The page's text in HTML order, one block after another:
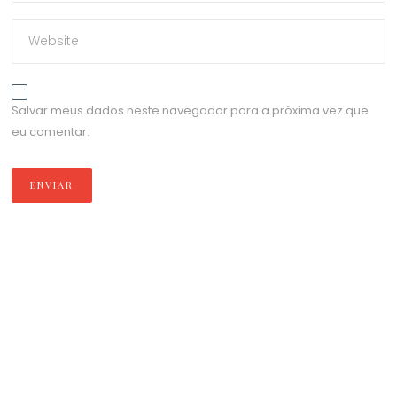
Salvar meus dados neste navegador para a próxima vez que
eu comentar.